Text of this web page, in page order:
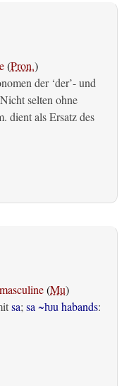
(Pron.)
der ‘der’- und
selten ohne
dient als Ersatz des
(Mu)
sa;sa ~ƕu habands: